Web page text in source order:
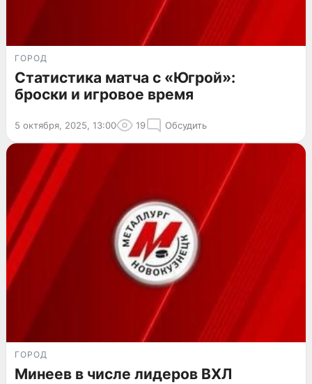
ГОРОД
Статистика матча с «Югрой»:
броски и игровое время
5 октября, 2025, 13:00 19 Обсудить
ГОРОД
Минеев в числе лидеров ВХЛ